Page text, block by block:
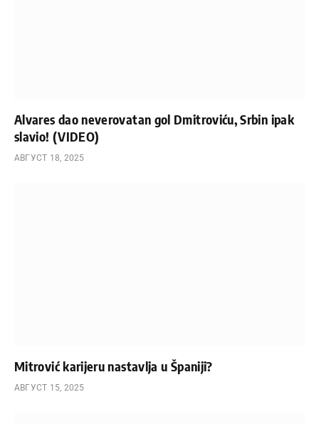
Alvares dao neverovatan gol Dmitroviću, Srbin ipak
slavio! (VIDEO)
АВГУСТ 18, 2025
Mitrović karijeru nastavlja u Španiji?
АВГУСТ 15, 2025